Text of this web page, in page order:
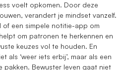
voelt opkomen. Door deze
verandert je mindset vanzelf.
of een simpele notitie-app om
om patronen te herkennen en
keuzes vol te houden. En
als ‘weer iets erbij’, maar als een
pakken. Bewuster leven gaat niet